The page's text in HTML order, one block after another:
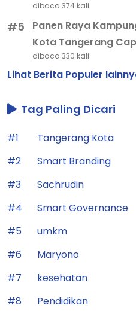
dibaca 374 kali
#5
Panen Raya
Kota Tangerang
dibaca 330 kali
Lihat Berita Populer
Tag Paling Dicari
#1
Tangerang Kota
#2
Smart Branding
#3
Sachrudin
#4
Smart Governance
#5
umkm
#6
Maryono
#7
kesehatan
#8
Pendidikan